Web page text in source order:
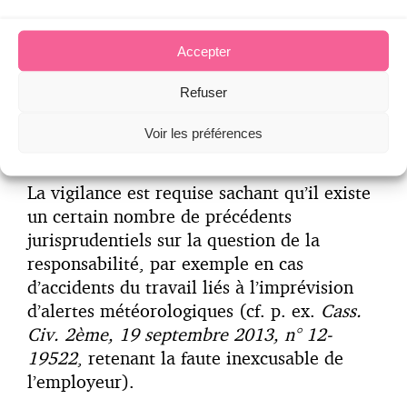
Accepter
Refuser
Voir les préférences
de prévention aux changements de
circonstances, dès qu’une information
supplémentaire intéressant l’évaluation
d’un risque est portée à la connaissance de
l’employeur (C. Trav., R4121-2), et de
La vigilance est requise sachant qu’il existe
un certain nombre de précédents
jurisprudentiels sur la question de la
responsabilité, par exemple en cas
d’accidents du travail liés à l’imprévision
d’alertes météorologiques (cf. p. ex. Cass.
Civ. 2ème, 19 septembre 2013, n° 12-
19522, retenant la faute inexcusable de
l’employeur).